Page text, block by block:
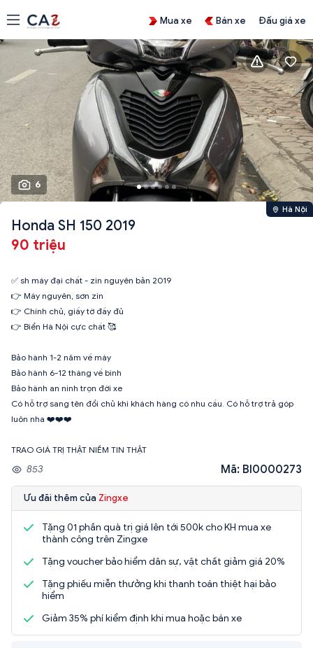
Mua xe Bán xe Đấu giá xe
6
Hà Nội
Honda SH 150 2019
90 triệu
✅ sh máy đại chất - zin nguyên bản 2019
👉 Máy nguyên, sơn zin
👉 Chính chủ, giấy tờ đầy đủ
👉 Biển Hà Nội cực chất 🥰
Bảo hành 1-2 năm về máy
Bảo hành 6-12 tháng về bình
Bảo hành an ninh trọn đời xe
Có hỗ trợ sang tên đổi chủ khi khách hàng có nhu cầu. Có hỗ trợ trả góp
luôn nha ❤️❤️❤️
TRAO GIÁ TRỊ THẬT NIỀM TIN THẬT
853 Mã: BI0000273
Ưu đãi thêm của Zingxe
Tặng 01 phần quà trị giá lên tới 500k cho KH mua xe
thành công trên Zingxe
Tặng voucher bảo hiểm dân sự, vật chất giảm giá 20%
Tặng phiếu miễn thưởng khi thanh toán thiệt hại bảo
hiểm
Giảm 35% phí kiểm định khi mua hoặc bán xe